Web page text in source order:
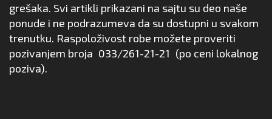
grešaka. Svi artikli prikazani na sajtu su deo naše
ponude i ne podrazumeva da su dostupni u svakom
trenutku. Raspoloživost robe možete proveriti
pozivanjem broja 033/261-21-21 (po ceni lokalnog
poziva).